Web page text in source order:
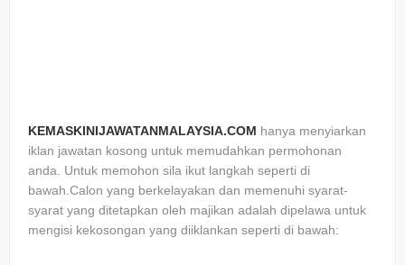
KEMASKINIJAWATANMALAYSIA.COM hanya menyiarkan
iklan jawatan kosong untuk memudahkan permohonan
anda. Untuk memohon sila ikut langkah seperti di
bawah.Calon yang berkelayakan dan memenuhi syarat-
syarat yang ditetapkan oleh majikan adalah dipelawa untuk
mengisi kekosongan yang diiklankan seperti di bawah: